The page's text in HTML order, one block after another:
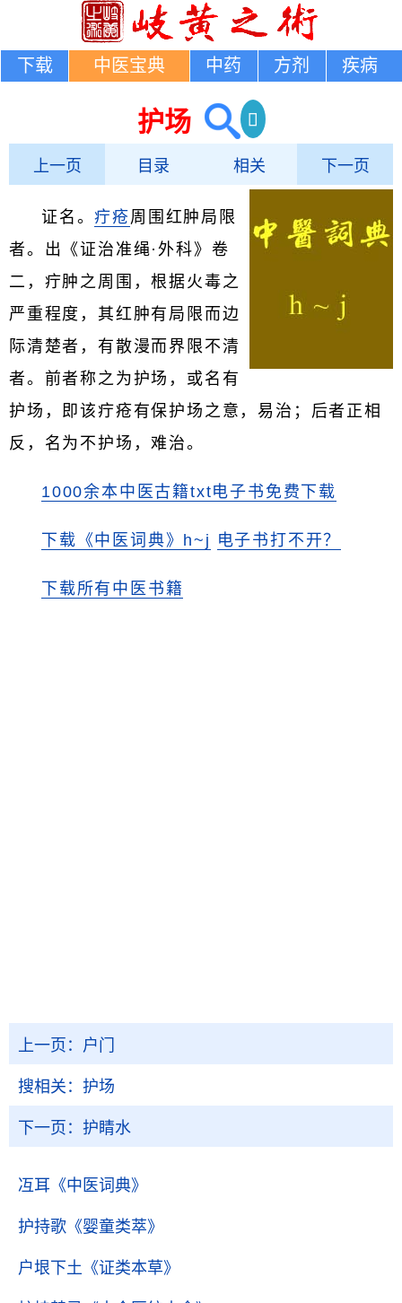
下载 中医宝典 中药 方剂 疾病
护场
上一页 目录 相关 下一页
证名。疔疮 周围红肿局限
者。出《证治准绳·外科》卷
二，疔肿之周围，根据火毒之
严重程度，其红肿有局限而边
际清楚者，有散漫而界限不清
者。前者称之为护场，或名有
护场，即该疔疮有保护场之意，易治；后者正相
反，名为不护场，难治。
1000余本中医古籍txt电子书免费下载
下载《中医词典》h~j 电子书打不开？
下载所有中医书籍
上一页： 户门
搜相关： 护场
下一页： 护睛水
冱耳 《中医词典》
护持歌 《婴童类萃》
户垠下土 《证类本草》